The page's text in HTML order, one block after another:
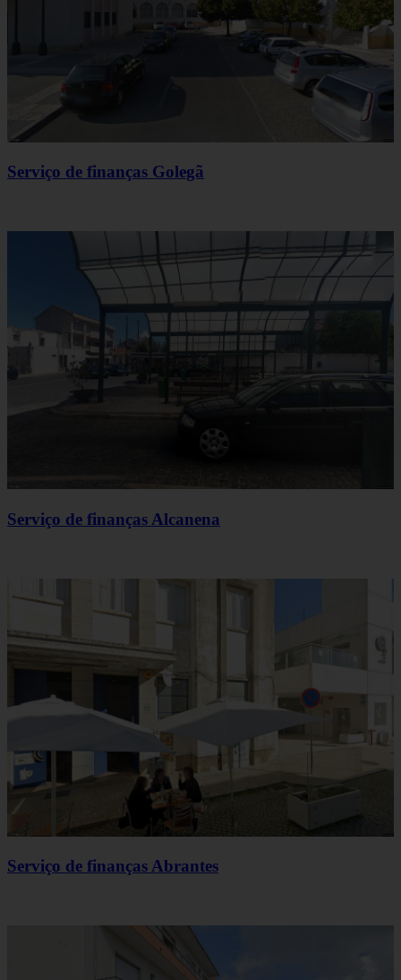
Serviço de finanças Golegã
Serviço de finanças Alcanena
Serviço de finanças Abrantes